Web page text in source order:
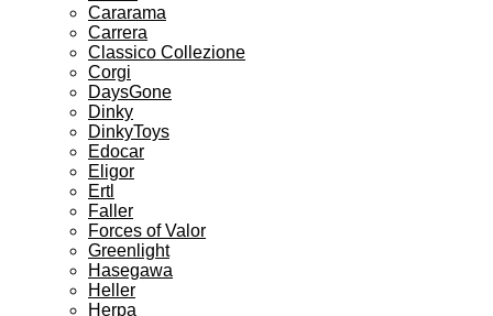
Cararama
Carrera
Classico Collezione
Corgi
DaysGone
Dinky
DinkyToys
Edocar
Eligor
Ertl
Faller
Forces of Valor
Greenlight
Hasegawa
Heller
Herpa